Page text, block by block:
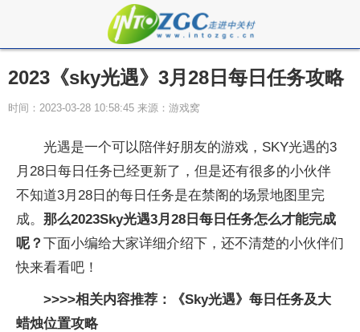
2023《sky光遇》3月28日每日任务攻略
时间：2023-03-28 10:58:45 来源：游戏窝
光遇是一个可以陪伴好朋友的游戏，SKY光遇的3
月28日每日任务已经更新了，但是还有很多的小伙伴
不知道3月28日的每日任务是在禁阁的场景地图里完
成。 那么2023Sky光遇3月28日每日任务怎么才能完成
呢？ 下面小编给大家详细介绍下，还不清楚的小伙伴们
快来看看吧！
>>>>相关内容推荐：
《Sky光遇》每日任务及大
蜡烛位置攻略